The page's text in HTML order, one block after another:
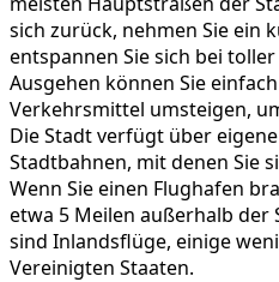
sich zurück, nehmen Sie ein
entspannen Sie sich bei
Ausgehen können Sie
Verkehrsmittel umsteigen,
Die Stadt verfügt über
Stadtbahnen, mit denen Sie
Wenn Sie einen Flughafen
etwa 5 Meilen außerhalb der
sind Inlandsflüge, einige
Vereinigten Staaten.